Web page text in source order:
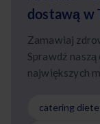
dostawą w
Zamawiaj
Sprawdź
największych
catering